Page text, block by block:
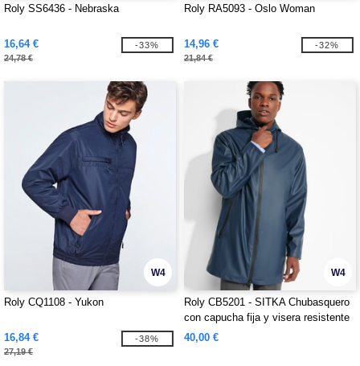
Roly SS6436 - Nebraska
16,64 €
24,78 €
-33%
Roly RA5093 - Oslo Woman
14,96 €
21,84 €
-32%
W4
Roly CQ1108 - Yukon
16,84 €
27,19 €
-38%
W4
Roly CB5201 - SITKA Chubasquero
con capucha fija y visera resistente
al agua
40,00 €